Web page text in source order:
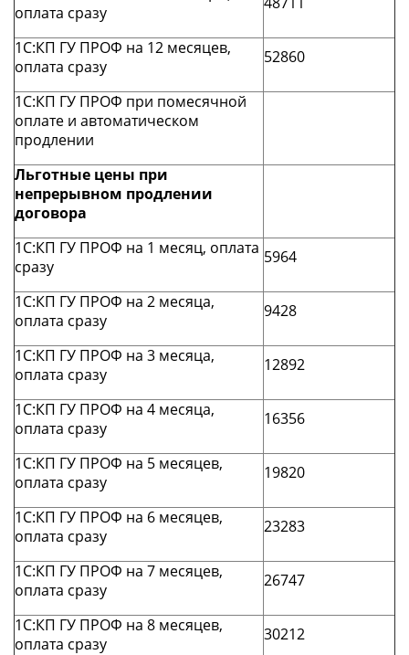
оплата сразу
1С:КП ГУ ПРОФ на 12 месяцев,
оплата сразу
52860
1С:КП ГУ ПРОФ при помесячной
оплате и автоматическом
продлении
Льготные цены при
непрерывном продлении
договора
1С:КП ГУ ПРОФ на 1 месяц, оплата
сразу
5964
1С:КП ГУ ПРОФ на 2 месяца,
оплата сразу
9428
1С:КП ГУ ПРОФ на 3 месяца,
оплата сразу
12892
1С:КП ГУ ПРОФ на 4 месяца,
оплата сразу
16356
1С:КП ГУ ПРОФ на 5 месяцев,
оплата сразу
19820
1С:КП ГУ ПРОФ на 6 месяцев,
оплата сразу
23283
1С:КП ГУ ПРОФ на 7 месяцев,
оплата сразу
26747
1С:КП ГУ ПРОФ на 8 месяцев,
оплата сразу
30212